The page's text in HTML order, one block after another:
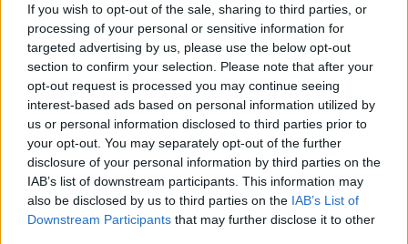
If you wish to opt-out of the sale, sharing to third parties, or
processing of your personal or sensitive information for
targeted advertising by us, please use the below opt-out
section to confirm your selection. Please note that after your
opt-out request is processed you may continue seeing
interest-based ads based on personal information utilized by
us or personal information disclosed to third parties prior to
your opt-out. You may separately opt-out of the further
disclosure of your personal information by third parties on the
IAB’s list of downstream participants. This information may
also be disclosed by us to third parties on the IAB’s List of
Downstream Participants that may further disclose it to other
demostrar su compromiso con el equipo
blanco en la cancha. En sus últimos tres
partidos de Euroliga, ha anotado al menos 20
puntos, se ha involucrado plenamente en el
rebote (cinco ante Estrella Roja, seis ante
Partizan y ocho ante ALBA Berlín) e incluso ha
contribuido con asistencias (dos, cuatro y una
respectivamente). Estas actuaciones le han
llevado a alcanzar una valoración de 33 puntos
contra el Partizan, aunque sus otras dos
actuaciones tampoco han estado muy por